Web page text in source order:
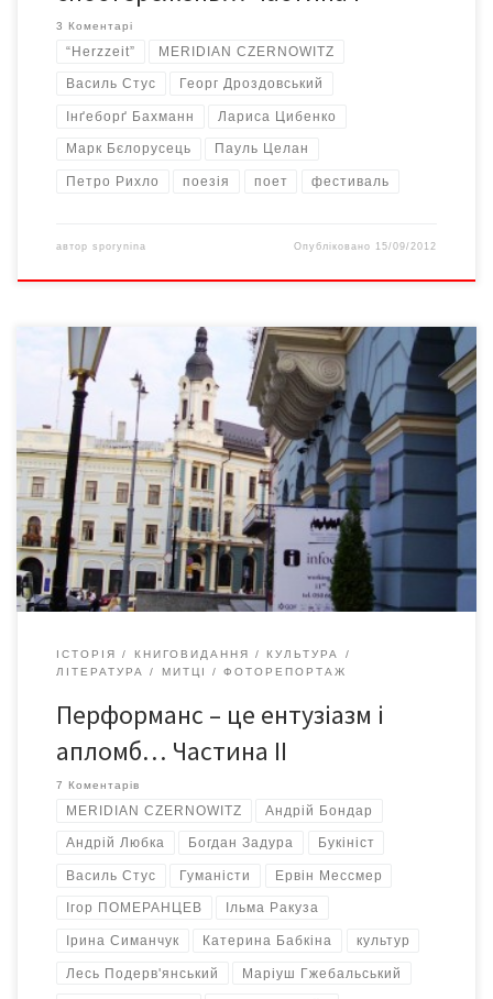
3 Коментарі
“Herzzeit” MERIDIAN CZERNOWITZ
Василь Стус Георг Дроздовський
Інґеборґ Бахманн Лариса Цибенко
Марк Бєлорусець Пауль Целан
Петро Рихло поезія поет фестиваль
автор sporynina Опубліковано 15/09/2012
Меридіан поетичного фестивалю "MERIDIAN CZERNOWITZ"
перетинають передбачувані і несподівані тенденції,
традиційні і авантюристичні символи, формати, фактури,
проекти на будь-який смак...
ІСТОРІЯ КНИГОВИДАННЯ
КУЛЬТУРА
ЛІТЕРАТУРА
МИТЦІ ФОТОРЕПОРТАЖ
Перформанс – це ентузіазм і
апломб… Частина ІІ
7 Коментарів
MERIDIAN CZERNOWITZ Андрій Бондар
Андрій Любка Богдан Задура Букініст
Василь Стус Гуманісти Ервін Мессмер
Ігор ПОМЕРАНЦЕВ Ільма Ракуза
Ірина Симанчук Катерина Бабкіна культур
Лесь Подерв'янський Маріуш Гжебальський